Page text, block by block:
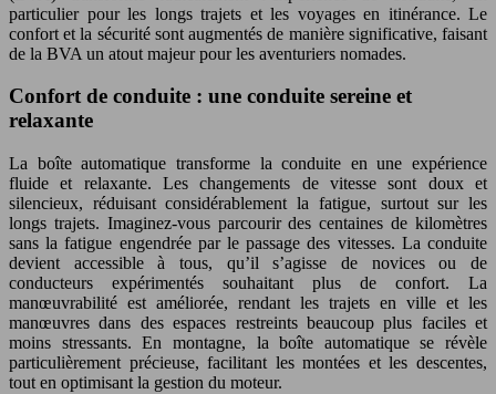
particulier pour les longs trajets et les voyages en itinérance. Le
confort et la sécurité sont augmentés de manière significative, faisant
de la BVA un atout majeur pour les aventuriers nomades.
Confort de conduite : une conduite sereine et
relaxante
La boîte automatique transforme la conduite en une expérience
fluide et relaxante. Les changements de vitesse sont doux et
silencieux, réduisant considérablement la fatigue, surtout sur les
longs trajets. Imaginez-vous parcourir des centaines de kilomètres
sans la fatigue engendrée par le passage des vitesses. La conduite
devient accessible à tous, qu’il s’agisse de novices ou de
conducteurs expérimentés souhaitant plus de confort. La
manœuvrabilité est améliorée, rendant les trajets en ville et les
manœuvres dans des espaces restreints beaucoup plus faciles et
moins stressants. En montagne, la boîte automatique se révèle
particulièrement précieuse, facilitant les montées et les descentes,
tout en optimisant la gestion du moteur.